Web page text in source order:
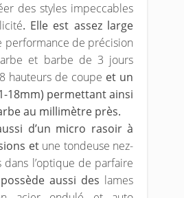
des styles impeccables
. Elle est assez large
performance de précision
et barbe de 3 jours
hauteurs de coupe et un
18mm) permettant ainsi
au millimètre près.
d’un micro rasoir à
et une tondeuse nez-
l’optique de parfaire
aussi des lames